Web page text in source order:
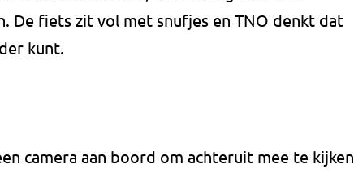
De fiets zit vol met snufjes en TNO denkt dat
kunt.
camera aan boord om achteruit mee te kijken